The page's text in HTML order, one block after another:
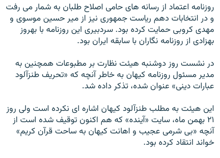
روزنامه اعتماد از رسانه های حامی اصلاح طلبان به شمار می رفت
و در انتخابات دهم ریاست جمهوری نیز از میر حسین موسوی و
مهدی کروبی حمایت کرده بود. سردبیری این روزنامه با بهروز
بهزادی از روزنامه نگاران با سابقه ایران بود.
در نشست روز دوشنبه هيئت نظارت بر مطبوعات همچنين به
مدير مسئول روزنامه كيهان به خاطر آنچه كه «تحريف طنزآلود
عبارات دينى» عنوان شده، تذكر داده شد.
اين هيئت به مطلب طنزآلود كيهان اشاره اى نكرده است ولى روز
۲۱ بهمن ماه، سايت «آينده» كه هم اكنون توقيف شده است از
آنچه «بى شرمى عجيب و اهانت كيهان به ساحت قرآن كريم»
خواند انتقاد كرده بود.